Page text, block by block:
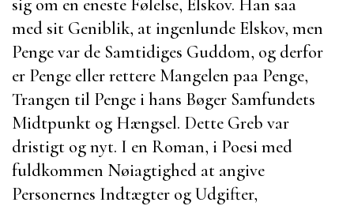
sig om en eneste Følelse, Elskov. Han saa
med sit Geniblik, at ingenlunde Elskov, men
Penge var de Samtidiges Guddom, og derfor
er Penge eller rettere Mangelen paa Penge,
Trangen til Penge i hans Bøger Samfundets
Midtpunkt og Hængsel. Dette Greb var
dristigt og nyt. I en Roman, i Poesi med
fuldkommen Nøiagtighed at angive
Personernes Indtægter og Udgifter,